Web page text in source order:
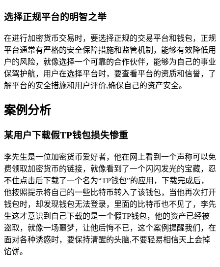
选择正规平台的明智之举
在进行加密货币交易时，要选择正规的交易平台和钱包，正规
平台通常有严格的安全保障措施和监管机制，能够有效降低用
户的风险，就像选择一个可靠的合作伙伴，能够为自己的事业
保驾护航，用户在选择平台时，要查看平台的资质和信誉，了
解平台的安全措施和用户评价,确保自己的资产安全。
案例分析
某用户下载假TP钱包损失惨重
李先生是一位加密货币爱好者，他在网上看到一个声称可以免
费领取加密货币的链接，就像看到了一个闪闪发光的宝藏，忍
不住点击后下载了一个名为“TP钱包”的应用，下载完成后，
他按照提示将自己的一些比特币转入了该钱包，当他再次打开
钱包时，却发现钱包无法登录，里面的比特币也不见了，李先
生这才意识到自己下载的是一个假TP钱包，他的资产已经被
盗取，就像一场噩梦，让他后悔不已，这个案例提醒我们，在
面对各种诱惑时，要保持清醒的头脑,不要轻易相信天上会掉
馅饼。